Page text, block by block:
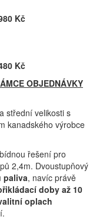
Kč
Kč
OBJEDNÁVKY
střední velikosti s
kanadského výrobce
řešení pro
2,4m. Dvoustupňový
paliva, navíc právě
doby až 10
oplach